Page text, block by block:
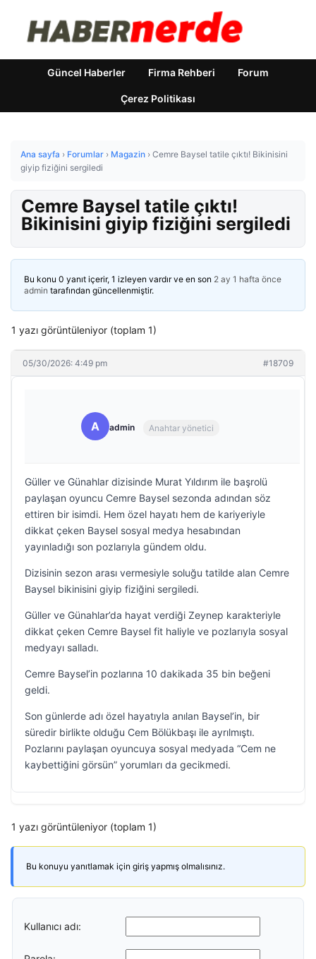
Güncel Haberler Firma Rehberi Forum
Çerez Politikası
Ana sayfa › Forumlar › Magazin › Cemre Baysel tatile çıktı! Bikinisini
giyip fiziğini sergiledi
Cemre Baysel tatile çıktı!
Bikinisini giyip fiziğini sergiledi
Bu konu 0 yanıt içerir, 1 izleyen vardır ve en son 2 ay 1 hafta önce
admin tarafından güncellenmiştir.
1 yazı görüntüleniyor (toplam 1)
05/30/2026: 4:49 pm #18709
A admin Anahtar yönetici
Güller ve Günahlar dizisinde Murat Yıldırım ile başrolü
paylaşan oyuncu Cemre Baysel sezonda adından söz
ettiren bir isimdi. Hem özel hayatı hem de kariyeriyle
dikkat çeken Baysel sosyal medya hesabından
yayınladığı son pozlarıyla gündem oldu.
Dizisinin sezon arası vermesiyle soluğu tatilde alan Cemre
Baysel bikinisini giyip fiziğini sergiledi.
Güller ve Günahlar’da hayat verdiği Zeynep karakteriyle
dikkat çeken Cemre Baysel fit haliyle ve pozlarıyla sosyal
medyayı salladı.
Cemre Baysel’in pozlarına 10 dakikada 35 bin beğeni
geldi.
Son günlerde adı özel hayatıyla anılan Baysel’in, bir
süredir birlikte olduğu Cem Bölükbaşı ile ayrılmıştı.
Pozlarını paylaşan oyuncuya sosyal medyada “Cem ne
kaybettiğini görsün” yorumları da gecikmedi.
1 yazı görüntüleniyor (toplam 1)
Bu konuyu yanıtlamak için giriş yapmış olmalısınız.
Kullanıcı adı: